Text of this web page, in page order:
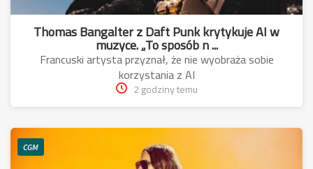
Thomas Bangalter z Daft Punk krytykuje AI w
muzyce. „To sposób n ...
Francuski artysta przyznał, że nie wyobraża sobie
korzystania z AI
2 godziny temu
CGM